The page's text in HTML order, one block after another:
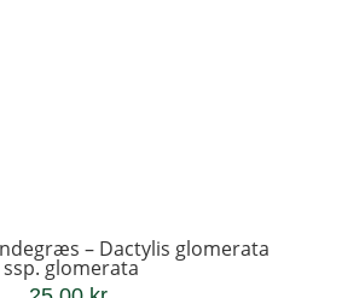
– Dactylis glomerata
ssp. glomerata